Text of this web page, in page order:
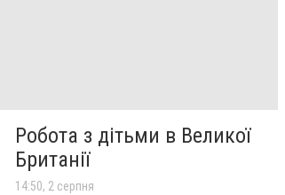
Робота з дітьми в Великої
Британії
14:50, 2 серпня